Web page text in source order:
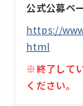
公式公募ペ
https://
html
※終了して
ください。